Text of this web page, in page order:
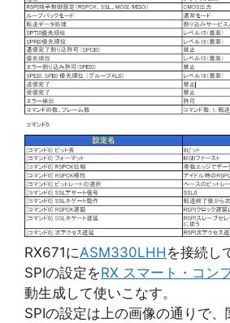
RX671にASM330LHH を接続し
SPIの設定をRX スマート・コン
動生成して使いこなす。
SPIの設定は上の画像の通りで、